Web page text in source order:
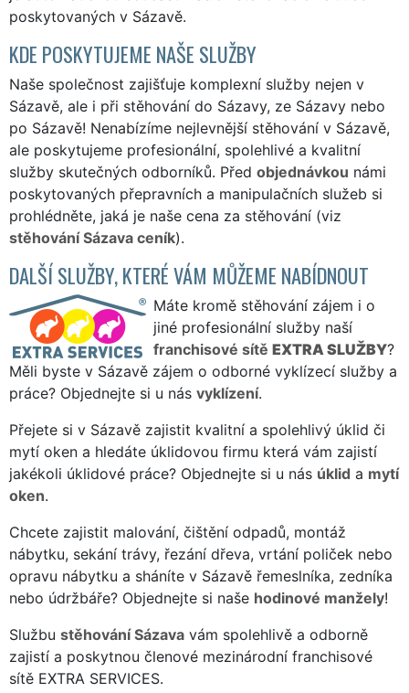
poskytovaných v Sázavě.
KDE POSKYTUJEME NAŠE SLUŽBY
Naše společnost zajišťuje komplexní služby nejen v
Sázavě, ale i při stěhování do Sázavy, ze Sázavy nebo
po Sázavě! Nenabízíme nejlevnější stěhování v Sázavě,
ale poskytujeme profesionální, spolehlivé a kvalitní
služby skutečných odborníků. Před objednávkou námi
poskytovaných přepravních a manipulačních služeb si
prohlédněte, jaká je naše cena za stěhování (viz
stěhování Sázava ceník).
DALŠÍ SLUŽBY, KTERÉ VÁM MŮŽEME NABÍDNOUT
Máte kromě stěhování zájem i o
jiné profesionální služby naší
franchisové sítě EXTRA SLUŽBY?
Měli byste v Sázavě zájem o odborné vyklízecí služby a
práce? Objednejte si u nás vyklízení.
Přejete si v Sázavě zajistit kvalitní a spolehlivý úklid či
mytí oken a hledáte úklidovou firmu která vám zajistí
jakékoli úklidové práce? Objednejte si u nás úklid a mytí
oken.
Chcete zajistit malování, čištění odpadů, montáž
nábytku, sekání trávy, řezání dřeva, vrtání poliček nebo
opravu nábytku a sháníte v Sázavě řemeslníka, zedníka
nebo údržbáře? Objednejte si naše hodinové manžely!
Službu stěhování Sázava vám spolehlivě a odborně
zajistí a poskytnou členové mezinárodní franchisové
sítě EXTRA SERVICES.